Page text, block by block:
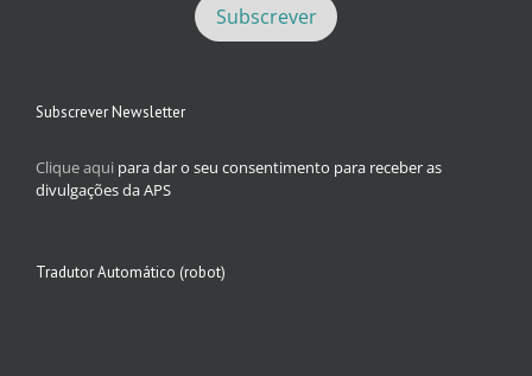
Subscrever Newsletter
Clique aqui para dar o seu consentimento para receber as
divulgações da APS
Tradutor Automático (robot)